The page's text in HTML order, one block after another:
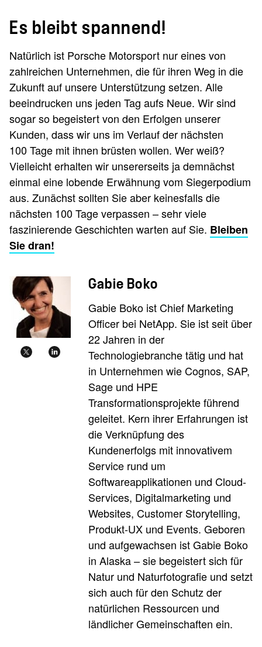
Es bleibt spannend!
Natürlich ist Porsche Motorsport nur eines von
zahlreichen Unternehmen, die für ihren Weg in die
Zukunft auf unsere Unterstützung setzen. Alle
beeindrucken uns jeden Tag aufs Neue. Wir sind
sogar so begeistert von den Erfolgen unserer
Kunden, dass wir uns im Verlauf der nächsten
100 Tage mit ihnen brüsten wollen. Wer weiß?
Vielleicht erhalten wir unsererseits ja demnächst
einmal eine lobende Erwähnung vom Siegerpodium
aus. Zunächst sollten Sie aber keinesfalls die
nächsten 100 Tage verpassen – sehr viele
faszinierende Geschichten warten auf Sie. Bleiben
Sie dran!
Gabie Boko
Gabie Boko ist Chief Marketing
Officer bei NetApp. Sie ist seit über
22 Jahren in der
Technologiebranche tätig und hat
in Unternehmen wie Cognos, SAP,
Sage und HPE
Transformationsprojekte führend
geleitet. Kern ihrer Erfahrungen ist
die Verknüpfung des
Kundenerfolgs mit innovativem
Service rund um
Softwareapplikationen und Cloud-
Services, Digitalmarketing und
Websites, Customer Storytelling,
Produkt-UX und Events. Geboren
und aufgewachsen ist Gabie Boko
in Alaska – sie begeistert sich für
Natur und Naturfotografie und setzt
sich auch für den Schutz der
natürlichen Ressourcen und
ländlicher Gemeinschaften ein.